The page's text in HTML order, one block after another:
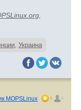
, Украина
MOPSLinux 5 5